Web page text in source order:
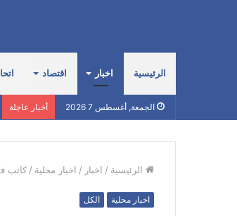
الرئيسية اخبار اقتصاد
الجمعة, أغسطس 7 2026 أخبار عاجلة
الرئيسية / اخبار / اخبار محلية / كاتب
اخبار محلية الكل